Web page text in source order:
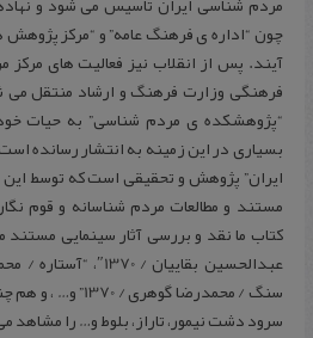
چون “اداره ی فرهنگ عامه” و “مرکز
آیند. پس از انقلاب نیز فعالیت های
فرهنگی وزارت فرهنگ و ارشاد منتقل
“پژوهشکده ی مردم شناسی” به حیات
بسیاری در این زمینه به انتشار رسانده
ایران” پژوهش و تحقیقی است که توسط این
مستند و مطالعات مردم شناسانه و قوم
کتاب ما نقد و بررسی آثار سینمایی
سنگ / محمدرضا
سرود دشت نیمور، تاراز، بلوط و… را مشاهد